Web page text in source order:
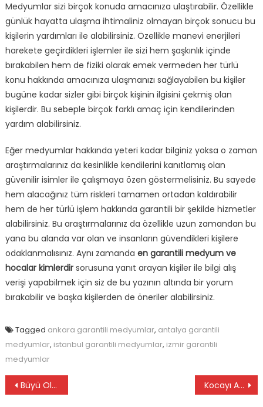
Medyumlar sizi birçok konuda amacınıza ulaştırabilir. Özellikle
günlük hayatta ulaşma ihtimaliniz olmayan birçok sonucu bu
kişilerin yardımları ile alabilirsiniz. Özellikle manevi enerjileri
harekete geçirdikleri işlemler ile sizi hem şaşkınlık içinde
bırakabilen hem de fiziki olarak emek vermeden her türlü
konu hakkında amacınıza ulaşmanızı sağlayabilen bu kişiler
bugüne kadar sizler gibi birçok kişinin ilgisini çekmiş olan
kişilerdir. Bu sebeple birçok farklı amaç için kendilerinden
yardım alabilirsiniz.
Eğer medyumlar hakkında yeteri kadar bilginiz yoksa o zaman
araştırmalarınız da kesinlikle kendilerini kanıtlamış olan
güvenilir isimler ile çalışmaya özen göstermelisiniz. Bu sayede
hem alacağınız tüm riskleri tamamen ortadan kaldırabilir
hem de her türlü işlem hakkında garantili bir şekilde hizmetler
alabilirsiniz. Bu araştırmalarınız da özellikle uzun zamandan bu
yana bu alanda var olan ve insanların güvendikleri kişilere
odaklanmalısınız. Aynı zamanda en garantili medyum ve
hocalar kimlerdirsorusuna yanıt arayan kişiler ile bilgi alış
verişi yapabilmek için siz de bu yazının altında bir yorum
bırakabilir ve başka kişilerden de öneriler alabilirsiniz.
Tagged ankara garantili medyumlar, antalya garantili
medyumlar, istanbul garantili medyumlar, izmir garantili
medyumlar
Yazı
Büyü Olan İnsandaki Belirtiler Kocayı Ailesinden Soğutma Büyüsü Yaptıranların Yorumları